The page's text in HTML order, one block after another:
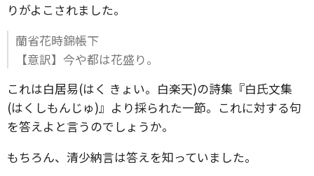
りがよこされました。
蘭省花時錦帳下
【意訳】今や都は花盛り。
これは白居易(はく きょい。白楽天)の詩集『白氏文集
(はくしもんじゅ)』より採られた一節。これに対する句
を答えよと言うのでしょうか。
もちろん、清少納言は答えを知っていました。